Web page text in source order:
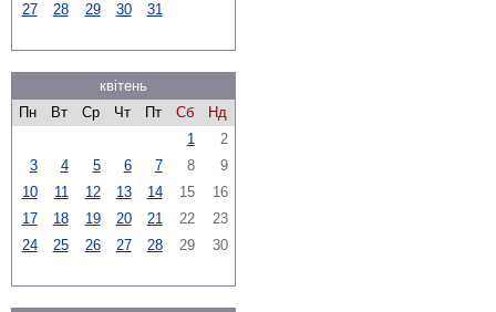
27
28 29 30 31
квітень
Пн
Вт Ср Чт Пт Сб
Нд
1
2
3
4 5 6 7 8
9
10
11 12 13 14 15
16
17
18 19 20 21 22
23
24
25 26 27 28 29 30